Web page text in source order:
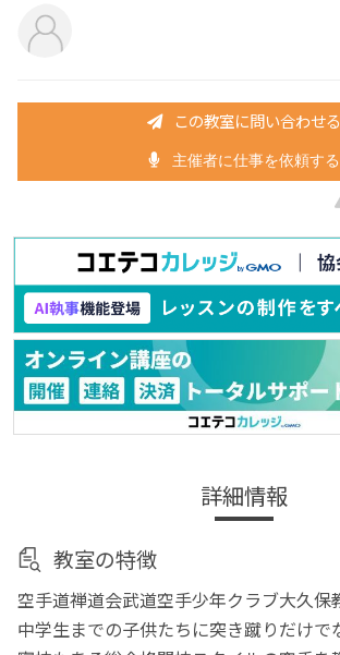
この教室に問い合わせる
主催者に仕事を依頼する
詳細情報
教室の特徴
空手道禅道会武道空手少年クラブ大久保
中学生までの子供たちに突き蹴りだけで